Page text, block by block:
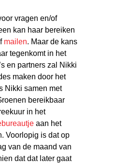
vragen en/of
kan haar bereiken
mailen. Maar de kans
tegenkomt in het
en partners zal Nikki
maken door het
Nikki samen met
bereikbaar
in het
aan het
Voorlopig is dat op
van de maand van
dat dat later gaat